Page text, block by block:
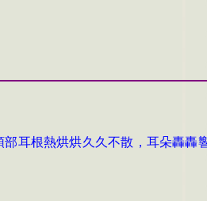
耳根熱烘烘久久不散，耳朵轟轟